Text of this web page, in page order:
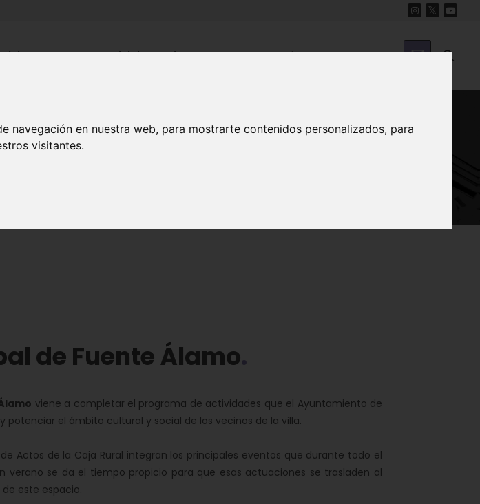
en nuestra web, para mostrarte contenidos personalizados, para
visitantes.
Inicio Canales Municipios Cine Proyecto Carmesí Mapa Sonoro
Y CULTURA
de Fuente Álamo
viene a completar el programa de actividades que el Ayuntamiento de
potenciar el ámbito cultural y social de los vecinos de la villa.
Actos de la Caja Rural integran los principales eventos que durante todo el
verano se da el tiempo propicio para que esas actuaciones se trasladen al
este espacio.